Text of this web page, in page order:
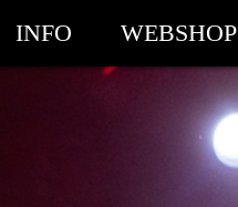
INFO WEBSHOP